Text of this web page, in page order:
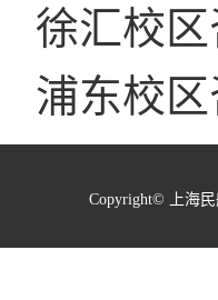
徐汇校区
浦东校区
Copyright© 上海